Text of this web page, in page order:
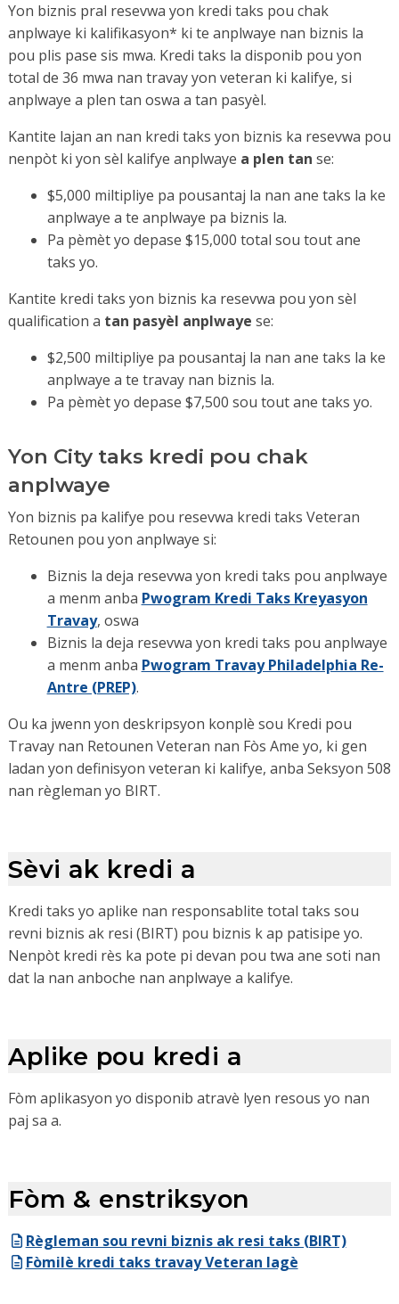
Yon biznis pral resevwa yon kredi taks pou chak
anplwaye ki kalifikasyon* ki te anplwaye nan biznis la
pou plis pase sis mwa. Kredi taks la disponib pou yon
total de 36 mwa nan travay yon veteran ki kalifye, si
anplwaye a plen tan oswa a tan pasyèl.
Kantite lajan an nan kredi taks yon biznis ka resevwa pou
nenpòt ki yon sèl kalifye anplwaye a plen tan se:
$5,000 miltipliye pa pousantaj la nan ane taks la ke
anplwaye a te anplwaye pa biznis la.
Pa pèmèt yo depase $15,000 total sou tout ane
taks yo.
Kantite kredi taks yon biznis ka resevwa pou yon sèl
qualification a tan pasyèl anplwaye se:
$2,500 miltipliye pa pousantaj la nan ane taks la ke
anplwaye a te travay nan biznis la.
Pa pèmèt yo depase $7,500 sou tout ane taks yo.
Yon City taks kredi pou chak
anplwaye
Yon biznis pa kalifye pou resevwa kredi taks Veteran
Retounen pou yon anplwaye si:
Biznis la deja resevwa yon kredi taks pou anplwaye
a menm anba Pwogram Kredi Taks Kreyasyon
Travay, oswa
Biznis la deja resevwa yon kredi taks pou anplwaye
a menm anba Pwogram Travay Philadelphia Re-
Antre (PREP).
Ou ka jwenn yon deskripsyon konplè sou Kredi pou
Travay nan Retounen Veteran nan Fòs Ame yo, ki gen
ladan yon definisyon veteran ki kalifye, anba Seksyon 508
nan règleman yo BIRT.
Sèvi ak kredi a
Kredi taks yo aplike nan responsablite total taks sou
revni biznis ak resi (BIRT) pou biznis k ap patisipe yo.
Nenpòt kredi rès ka pote pi devan pou twa ane soti nan
dat la nan anboche nan anplwaye a kalifye.
Aplike pou kredi a
Fòm aplikasyon yo disponib atravè lyen resous yo nan
paj sa a.
Fòm & enstriksyon
Règleman sou revni biznis ak resi taks (BIRT)
Fòmilè kredi taks travay Veteran lagè